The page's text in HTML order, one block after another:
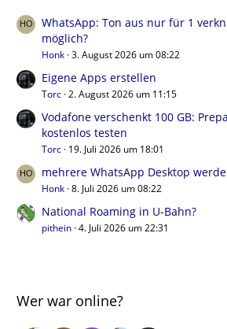
WhatsApp: Ton aus nur für 1
möglich?
Honk 3. August 2026 um 08:22
Eigene Apps erstellen
Torc 2. August 2026 um 11:15
Vodafone verschenkt 100 GB:
kostenlos testen
Torc 19. Juli 2026 um 18:01
mehrere WhatsApp Desktop
Honk 8. Juli 2026 um 08:22
National Roaming in U-Bahn?
pithein 4. Juli 2026 um 22:31
Wer war online?